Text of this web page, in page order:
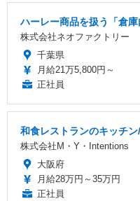
ハーレー商品を扱う「倉庫
株式会社ネオファクトリー
千葉県
月給21万5,800円～
正社員
和食レストランのキッチ
株式会社M・Y・Intentions
大阪府
月給28万円～35万円
正社員